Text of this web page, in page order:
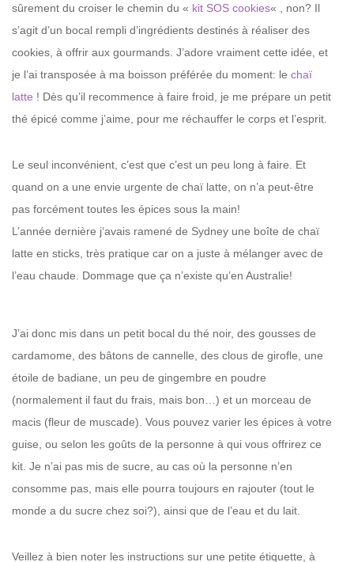
sûrement du croiser le chemin du « kit SOS cookies« , non? Il
s’agit d’un bocal rempli d’ingrédients destinés à réaliser des
cookies, à offrir aux gourmands. J’adore vraiment cette idée, et
je l’ai transposée à ma boisson préférée du moment: le chaï
latte ! Dès qu’il recommence à faire froid, je me prépare un petit
thé épicé comme j’aime, pour me réchauffer le corps et l’esprit.
Le seul inconvénient, c’est que c’est un peu long à faire. Et
quand on a une envie urgente de chaï latte, on n’a peut-être
pas forcément toutes les épices sous la main!
L’année dernière j‘avais ramené de Sydney une boîte de chaï
latte en sticks, très pratique car on a juste à mélanger avec de
l’eau chaude. Dommage que ça n’existe qu’en Australie!
J’ai donc mis dans un petit bocal du thé noir, des gousses de
cardamome, des bâtons de cannelle, des clous de girofle, une
étoile de badiane, un peu de gingembre en poudre
(normalement il faut du frais, mais bon…) et un morceau de
macis (fleur de muscade). Vous pouvez varier les épices à votre
guise, ou selon les goûts de la personne à qui vous offrirez ce
kit. Je n’ai pas mis de sucre, au cas où la personne n’en
consomme pas, mais elle pourra toujours en rajouter (tout le
monde a du sucre chez soi?), ainsi que de l’eau et du lait.
Veillez à bien noter les instructions sur une petite étiquette, à